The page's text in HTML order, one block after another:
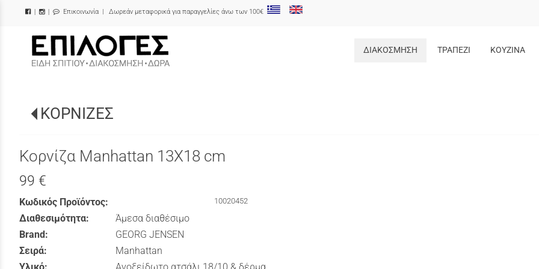
| Επικοινωνία | Δωρεάν μεταφορικά για παραγγελίες άνω των 100€
/
ΔΙΑΚΟΣΜΗΣΗ ΤΡΑΠΕΖΙ ΚΟΥΖΙΝΑ
ΚΟΡΝΙΖΕΣ
Κορνίζα Manhattan 13Χ18 cm
99 €
Κωδικός Προϊόντος: 10020452
Διαθεσιμότητα:
Άμεσα διαθέσιμο
Brand:
GEORG JENSEN
Σειρά:
Manhattan